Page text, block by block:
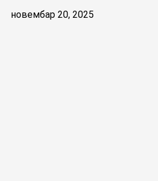
новембар 20, 2025